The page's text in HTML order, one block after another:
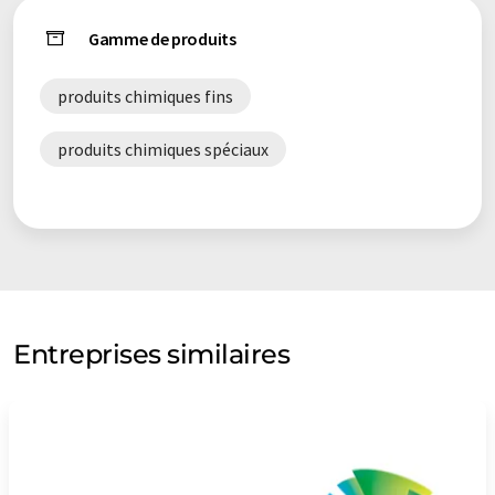
Gamme de produits
produits chimiques fins
produits chimiques spéciaux
Entreprises similaires